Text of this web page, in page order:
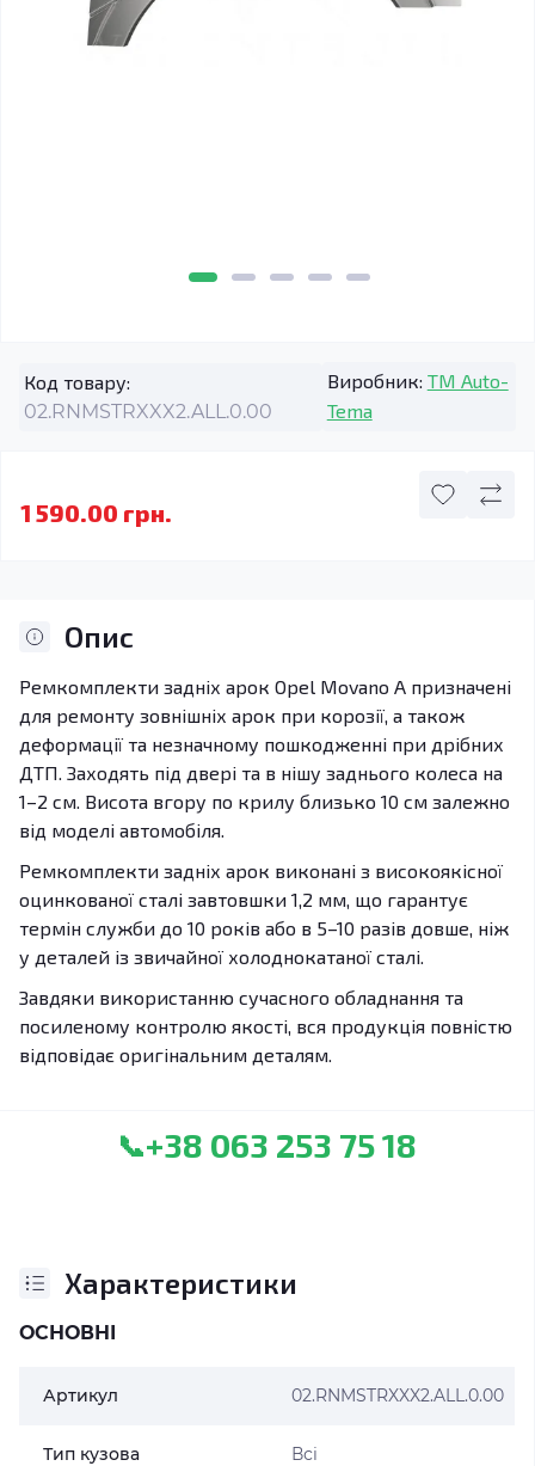
Код товару:
02.RNMSTRXXX2.ALL.0.00
Виробник: TM Auto-
Tema
1 590.00 грн.
Опис
Ремкомплекти задніх арок Opel Movano A призначені
для ремонту зовнішніх арок при корозії, а також
деформації та незначному пошкодженні при дрібних
ДТП. Заходять під двері та в нішу заднього колеса на
1–2 см. Висота вгору по крилу близько 10 см залежно
від моделі автомобіля.
Ремкомплекти задніх арок виконані з високоякісної
оцинкованої сталі завтовшки 1,2 мм, що гарантує
термін служби до 10 років або в 5–10 разів довше, ніж
у деталей із звичайної холоднокатаної сталі.
Завдяки використанню сучасного обладнання та
посиленому контролю якості, вся продукція повністю
відповідає оригінальним деталям.
📞+38 063 253 75 18
Характеристики
ОСНОВНІ
Артикул 02.RNMSTRXXX2.ALL.0.00
Тип кузова Всі